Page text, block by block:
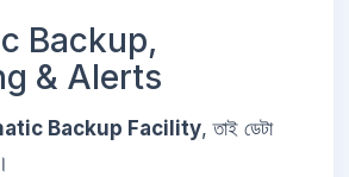
Backup,
& Alerts
Backup Facility, তাই ডেটা